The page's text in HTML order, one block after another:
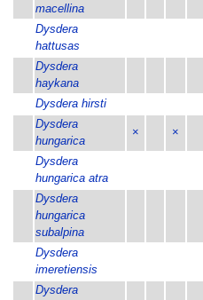
macellina
Dysdera
hattusas
Dysdera
haykana
Dysdera hirsti
Dysdera
hungarica
× ×
Dysdera
hungarica atra
Dysdera
hungarica
subalpina
Dysdera
imeretiensis
Dysdera